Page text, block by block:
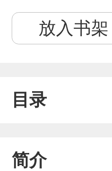
放入书架
目录
简介